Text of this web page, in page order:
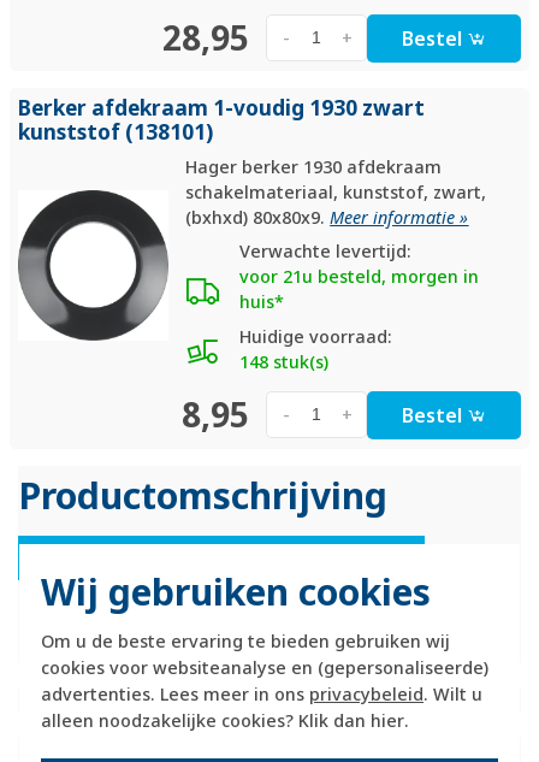
Wij gebruiken cookies
Om u de beste ervaring te bieden gebruiken wij
cookies voor websiteanalyse en (gepersonaliseerde)
advertenties. Lees meer in ons privacybeleid. Wilt u
alleen noodzakelijke cookies? Klik dan hier.
28,95 +
- Bestel
Berker afdekraam 1-voudig 1930 zwart
kunststof (138101)
Hager berker 1930 afdekraam
schakelmateriaal, kunststof, zwart,
(bxhxd) 80x80x9.Meer informatie »
Verwachte levertijd:
voor 21u besteld, morgen in
huis*
Huidige voorraad:
148 stuk(s)
8,95 +
- Bestel
Productomschrijving
Technische specificaties
Specificatie
Waarde
Montagewijze
Inbouw (stucwerk)
Samenstelling
Centraalplaat